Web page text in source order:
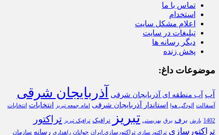
تماس با ما
استخدام
اعلام مشکل سایت
تبلیغات در سایت
دیگر رسانه ها
پخش زنده
موضوعات داغ:
آب آب منطقه ای آذربایجان شرقی آذربایجان شرقی
آسفالت آلودگی هوا استاندار آذربایجان شرقی امام جمعه تبریز انتخابات انتخابات
1402 بارش برف برق بهزیستی تبریز ترافیک ترافیک تبریز تراکتور
تراکتورسازی تراکتور سازی تراکتورسازی ایران جوانان راهداری رسانه سازمان